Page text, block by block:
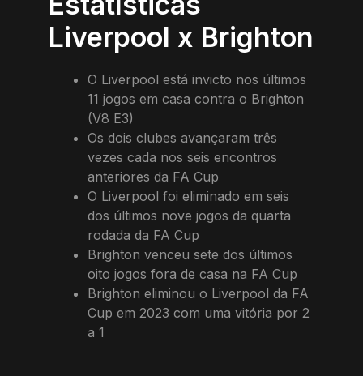
Liverpool x Brighton
O Liverpool está invicto nos últimos
11 jogos em casa contra o Brighton
(V8 E3)
Os dois clubes avançaram três
vezes cada nos seis encontros
anteriores da FA Cup
O Liverpool foi eliminado em seis
dos últimos nove jogos da quarta
rodada da FA Cup
Brighton venceu sete dos últimos
oito jogos fora de casa na FA Cup
Brighton eliminou o Liverpool da FA
Cup em 2023 com uma vitória por 2
a 1